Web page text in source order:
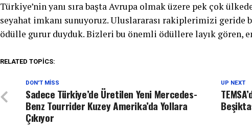
Türkiye’nin yanı sıra başta Avrupa olmak üzere pek çok
seyahat imkanı sunuyoruz. Uluslararası rakiplerimizi geride
ödülle gurur duyduk. Bizleri bu önemli ödüllere layık gören,
RELATED TOPICS:
UP NEXT
DON'T MISS
Sadece Türkiye’de Üretilen Yeni Mercedes-
Benz Tourrider Kuzey Amerika’da Yollara
Çıkıyor